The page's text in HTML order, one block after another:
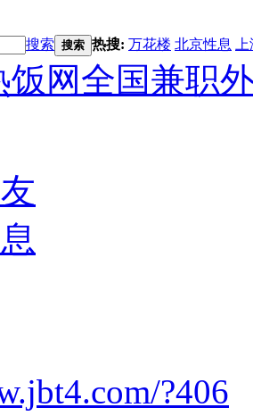
搜索 搜索 热搜: 万花楼 北京性息
饭网全国兼职
?406